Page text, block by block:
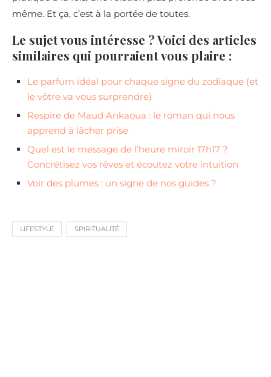
même. Et ça, c’est à la portée de toutes.
Le sujet vous intéresse ? Voici des articles
similaires qui pourraient vous plaire :
Le parfum idéal pour chaque signe du zodiaque (et
le vôtre va vous surprendre)
Respire de Maud Ankaoua : le roman qui nous
apprend à lâcher prise
Quel est le message de l’heure miroir 17h17 ?
Concrétisez vos rêves et écoutez votre intuition
Voir des plumes : un signe de nos guides ?
LIFESTYLE SPIRITUALITÉ